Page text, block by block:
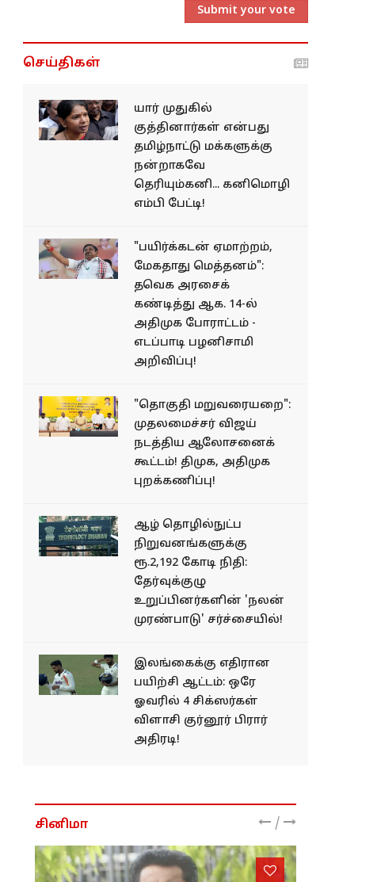
Submit your vote
செய்திகள்
யார் முதுகில்
குத்தினார்கள் என்பது
தமிழ்நாட்டு மக்களுக்கு
நன்றாகவே
தெரியும்கனி... கனிமொழி
எம்பி பேட்டி!
"பயிர்க்கடன் ஏமாற்றம்,
மேகதாது மெத்தனம்":
தவெக அரசைக்
கண்டித்து ஆக. 14-ல்
அதிமுக போராட்டம் -
எடப்பாடி பழனிசாமி
அறிவிப்பு!
"தொகுதி மறுவரையறை":
முதலமைச்சர் விஜய்
நடத்திய ஆலோசனைக்
கூட்டம்! திமுக, அதிமுக
புறக்கணிப்பு!
ஆழ் தொழில்நுட்ப
நிறுவனங்களுக்கு
ரூ.2,192 கோடி நிதி:
தேர்வுக்குழு
உறுப்பினர்களின் 'நலன்
முரண்பாடு' சர்ச்சையில்!
இலங்கைக்கு எதிரான
பயிற்சி ஆட்டம்: ஒரே
ஓவரில் 4 சிக்ஸர்கள்
விளாசி குர்னூர் பிரார்
அதிரடி!
சினிமா /